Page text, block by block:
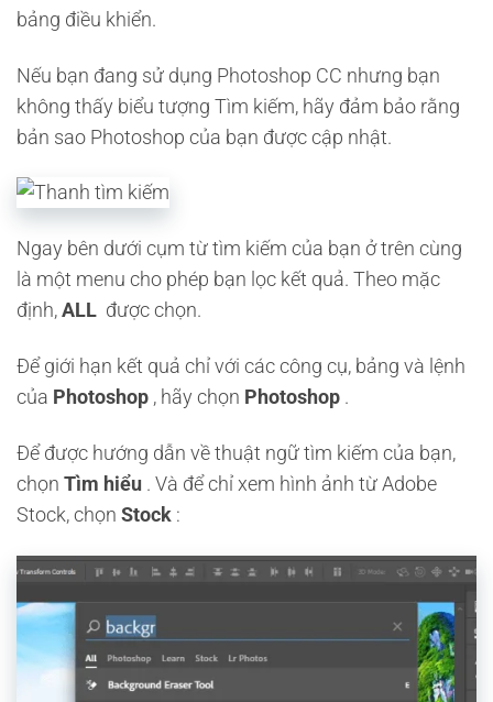
bảng điều khiển.
Nếu bạn đang sử dụng Photoshop CC nhưng bạn
không thấy biểu tượng Tìm kiếm, hãy đảm bảo rằng
bản sao Photoshop của bạn được cập nhật.
Ngay bên dưới cụm từ tìm kiếm của bạn ở trên cùng
là một menu cho phép bạn lọc kết quả. Theo mặc
định, ALL được chọn.
Để giới hạn kết quả chỉ với các công cụ, bảng và lệnh
của Photoshop , hãy chọn Photoshop .
Để được hướng dẫn về thuật ngữ tìm kiếm của bạn,
chọn Tìm hiểu . Và để chỉ xem hình ảnh từ Adobe
Stock, chọn Stock :